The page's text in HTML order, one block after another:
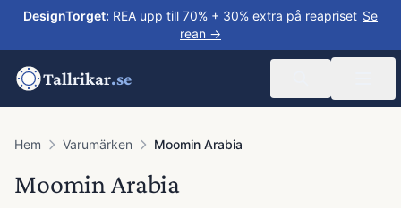
DesignTorget: REA upp till 70% + 30% extra på reapriset Se
rean →
Tallrikar.se
Hem Varumärken Moomin Arabia
Moomin Arabia